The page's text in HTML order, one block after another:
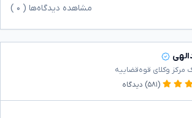
مشاهده دیدگاه‌ها ( ۰
مرکز وکلای قوه‌قضاییه
(۵۸۱) دیدگاه